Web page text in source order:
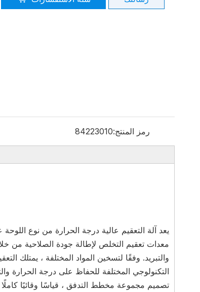
رمز المنتج:84223010
يعد آلة التعقيم عالية درجة الحرارة من نوع
معدات تعقيم التخلص لإطالة جودة الصلاحية من
والتبريد. وفقًا لتسخين المواد المختلفة ، يمتلك
التكنولوجي المختلفة للحفاظ على درجة الحرارة
تصميم مجموعة مخطط التدفق ، قياسًا وقائيًا كاملًا